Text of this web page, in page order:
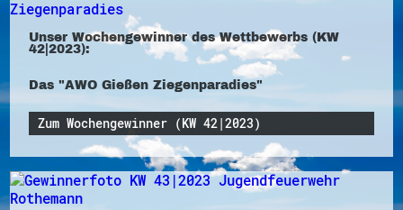
Unser Wochengewinner des Wettbewerbs (KW
42|2023):
Das "AWO Gießen Ziegenparadies"
Zum Wochengewinner (KW 42|2023)